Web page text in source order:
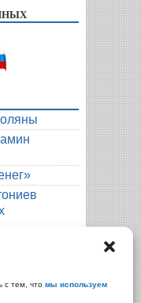
с тем, что мы используем